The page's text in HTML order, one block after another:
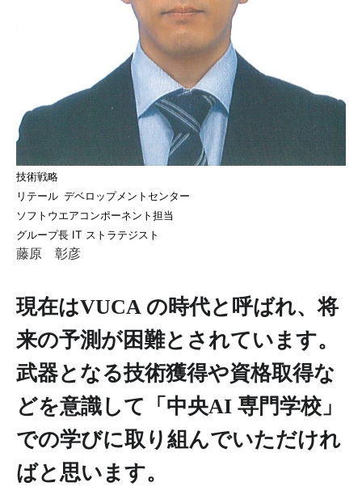
技術戦略
リテール デベロップメントセンター
ソフトウエアコンポーネント担当
グループ長 IT ストラテジスト
藤原 彰彦
現在はVUCA の時代と呼ばれ、将
来の予測が困難とされています。
武器となる技術獲得や資格取得な
どを意識して「中央AI 専門学校」
での学びに取り組んでいただけれ
ばと思います。